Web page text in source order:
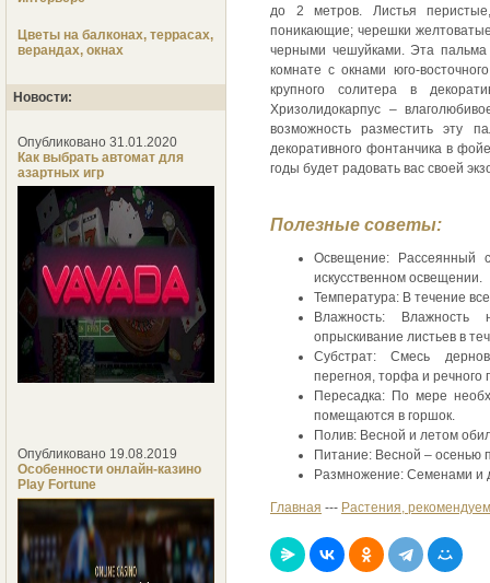
Цветы на балконах, террасах,
верандах, окнах
Новости:
Опубликовано 31.01.2020
Как выбрать автомат для
азартных игр
Опубликовано 19.08.2019
Особенности онлайн-казино
Play Fortune
до 2 метров. Листья перистые,
поникающие; черешки
черными чешуйками. Эта пальма
комнате с окнами юго-
крупного солитера в
Хризолидокарпус –
возможность разместить эту
декоративного фонтанчика в
годы будет радовать вас своей
Полезные советы:
Освещение: Рассеянный
искусственном освещении.
Температура: В течение
Влажность:
опрыскивание листьев в
Субстрат: Смесь
перегноя, торфа и речного
Пересадка: По мере
помещаются в горшок.
Полив: Весной и летом
Питание: Весной – осенью
Размножение: Семенами и
Главная --- Растения,